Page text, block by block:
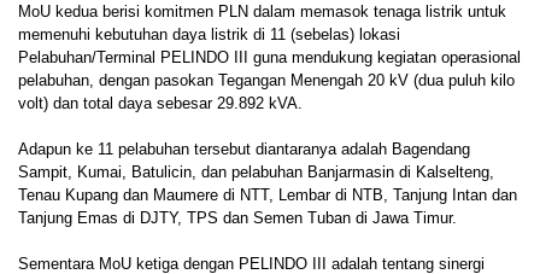
MoU kedua berisi komitmen PLN dalam memasok tenaga listrik untuk
memenuhi kebutuhan daya listrik di 11 (sebelas) lokasi
Pelabuhan/Terminal PELINDO III guna mendukung kegiatan operasional
pelabuhan, dengan pasokan Tegangan Menengah 20 kV (dua puluh kilo
volt) dan total daya sebesar 29.892 kVA.
Adapun ke 11 pelabuhan tersebut diantaranya adalah Bagendang
Sampit, Kumai, Batulicin, dan pelabuhan Banjarmasin di Kalselteng,
Tenau Kupang dan Maumere di NTT, Lembar di NTB, Tanjung Intan dan
Tanjung Emas di DJTY, TPS dan Semen Tuban di Jawa Timur.
Sementara MoU ketiga dengan PELINDO III adalah tentang sinergi